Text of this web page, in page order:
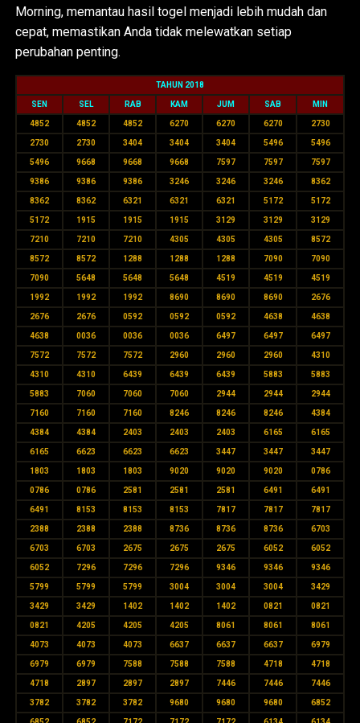
Morning, memantau hasil togel menjadi lebih mudah dan
cepat, memastikan Anda tidak melewatkan setiap
perubahan penting.
TAHUN 2018
SEN SEL RAB KAM JUM SAB MIN
4852 4852 4852 6270 6270 6270 2730
2730 2730 3404 3404 3404 5496 5496
5496 9668 9668 9668 7597 7597 7597
9386 9386 9386 3246 3246 3246 8362
8362 8362 6321 6321 6321 5172 5172
5172 1915 1915 1915 3129 3129 3129
7210 7210 7210 4305 4305 4305 8572
8572 8572 1288 1288 1288 7090 7090
7090 5648 5648 5648 4519 4519 4519
1992 1992 1992 8690 8690 8690 2676
2676 2676 0592 0592 0592 4638 4638
4638 0036 0036 0036 6497 6497 6497
7572 7572 7572 2960 2960 2960 4310
4310 4310 6439 6439 6439 5883 5883
5883 7060 7060 7060 2944 2944 2944
7160 7160 7160 8246 8246 8246 4384
4384 4384 2403 2403 2403 6165 6165
6165 6623 6623 6623 3447 3447 3447
1803 1803 1803 9020 9020 9020 0786
0786 0786 2581 2581 2581 6491 6491
6491 8153 8153 8153 7817 7817 7817
2388 2388 2388 8736 8736 8736 6703
6703 6703 2675 2675 2675 6052 6052
6052 7296 7296 7296 9346 9346 9346
5799 5799 5799 3004 3004 3004 3429
3429 3429 1402 1402 1402 0821 0821
0821 4205 4205 4205 8061 8061 8061
4073 4073 4073 6637 6637 6637 6979
6979 6979 7588 7588 7588 4718 4718
4718 2897 2897 2897 7446 7446 7446
3782 3782 3782 9680 9680 9680 6852